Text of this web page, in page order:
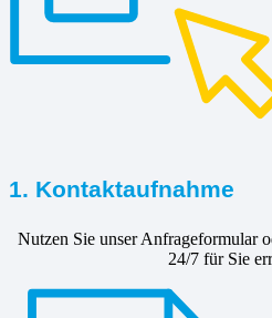
1. Kontaktaufnahme
Nutzen Sie unser Anfrageformular
24/7 für Sie